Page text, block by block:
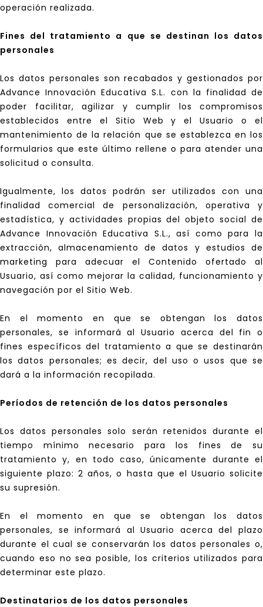
operación realizada.
Fines del tratamiento a que se destinan los datos
personales
Los datos personales son recabados y gestionados por
Advance Innovación Educativa S.L. con la finalidad de
poder facilitar, agilizar y cumplir los compromisos
establecidos entre el Sitio Web y el Usuario o el
mantenimiento de la relación que se establezca en los
formularios que este último rellene o para atender una
solicitud o consulta.
Igualmente, los datos podrán ser utilizados con una
finalidad comercial de personalización, operativa y
estadística, y actividades propias del objeto social de
Advance Innovación Educativa S.L., así como para la
extracción, almacenamiento de datos y estudios de
marketing para adecuar el Contenido ofertado al
Usuario, así como mejorar la calidad, funcionamiento y
navegación por el Sitio Web.
En el momento en que se obtengan los datos
personales, se informará al Usuario acerca del fin o
fines específicos del tratamiento a que se destinarán
los datos personales; es decir, del uso o usos que se
dará a la información recopilada.
Períodos de retención de los datos personales
Los datos personales solo serán retenidos durante el
tiempo mínimo necesario para los fines de su
tratamiento y, en todo caso, únicamente durante el
siguiente plazo: 2 años, o hasta que el Usuario solicite
su supresión.
En el momento en que se obtengan los datos
personales, se informará al Usuario acerca del plazo
durante el cual se conservarán los datos personales o,
cuando eso no sea posible, los criterios utilizados para
determinar este plazo.
Destinatarios de los datos personales